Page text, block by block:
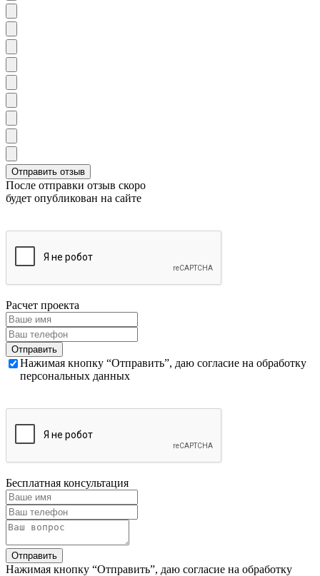
После отправки отзыв скоро
будет опубликован на сайте
Расчет проекта
Нажимая кнопку “Отправить”, даю согласие на обработку
персональных данных
Бесплатная консультация
Нажимая кнопку “Отправить”, даю согласие на обработку